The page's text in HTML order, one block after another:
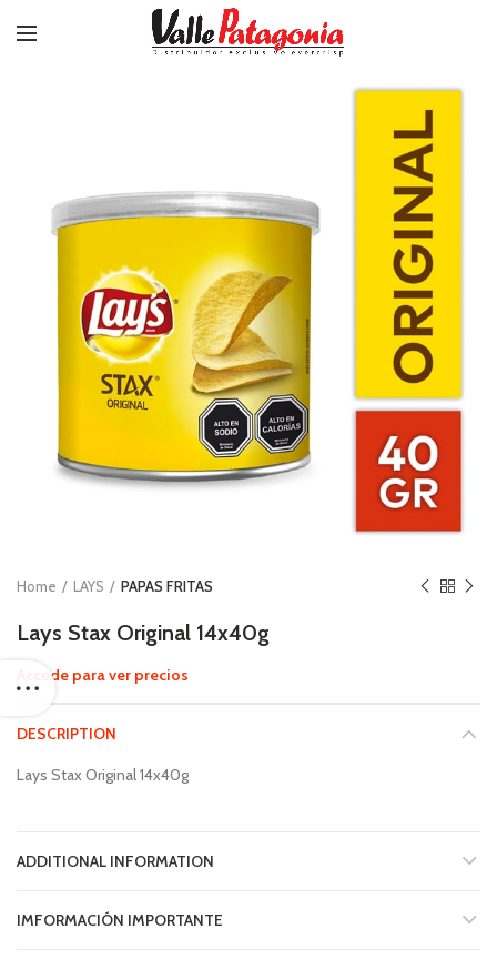
Home LAYS PAPAS FRITAS
Lays Stax Original 14x40g
Accede para ver precios
DESCRIPTION
Lays Stax Original 14x40g
ADDITIONAL INFORMATION
IMFORMACIÓN IMPORTANTE